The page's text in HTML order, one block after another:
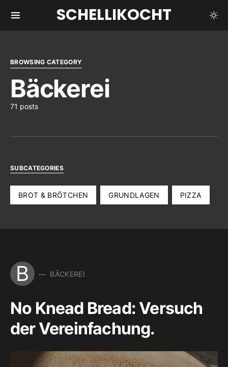
SCHELLIKOCHT
BROWSING CATEGORY
Bäckerei
71 posts
SUBCATEGORIES
BROT & BRÖTCHEN GRUNDLAGEN PIZZA
B BÄCKEREI
No Knead Bread: Versuch
der Vereinfachung.